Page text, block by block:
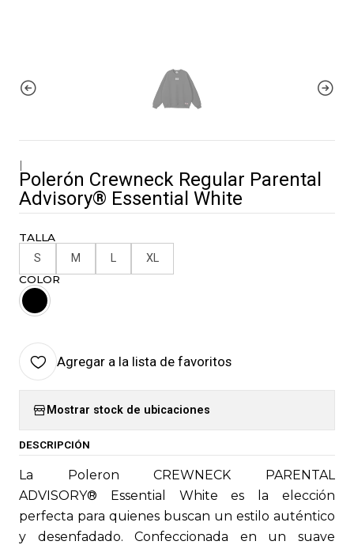
|
Polerón Crewneck Regular Parental
Advisory® Essential White
TALLA
S M L XL
COLOR
Agregar a la lista de favoritos
Mostrar stock de ubicaciones
DESCRIPCIÓN
La Poleron CREWNECK PARENTAL
ADVISORY® Essential White es la elección
perfecta para quienes buscan un estilo auténtico
y desenfadado. Confeccionada en un suave